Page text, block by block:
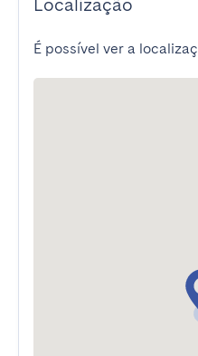
Localização
É possível ver a